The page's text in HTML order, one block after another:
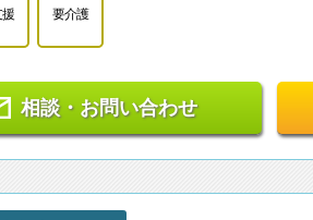
要介護
相談・お問い合わせ